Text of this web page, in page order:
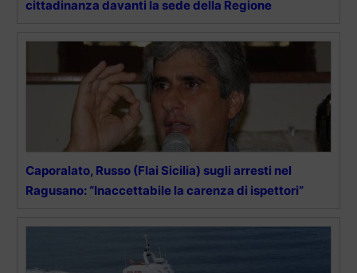
cittadinanza davanti la sede della Regione
Caporalato, Russo (Flai Sicilia) sugli arresti nel
Ragusano: “Inaccettabile la carenza di ispettori”